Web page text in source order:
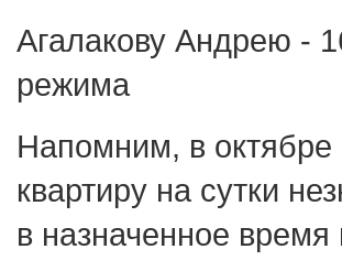
Агалакову Андрею -
режима
Напомним, в октябре
квартиру на сутки
в назначенное